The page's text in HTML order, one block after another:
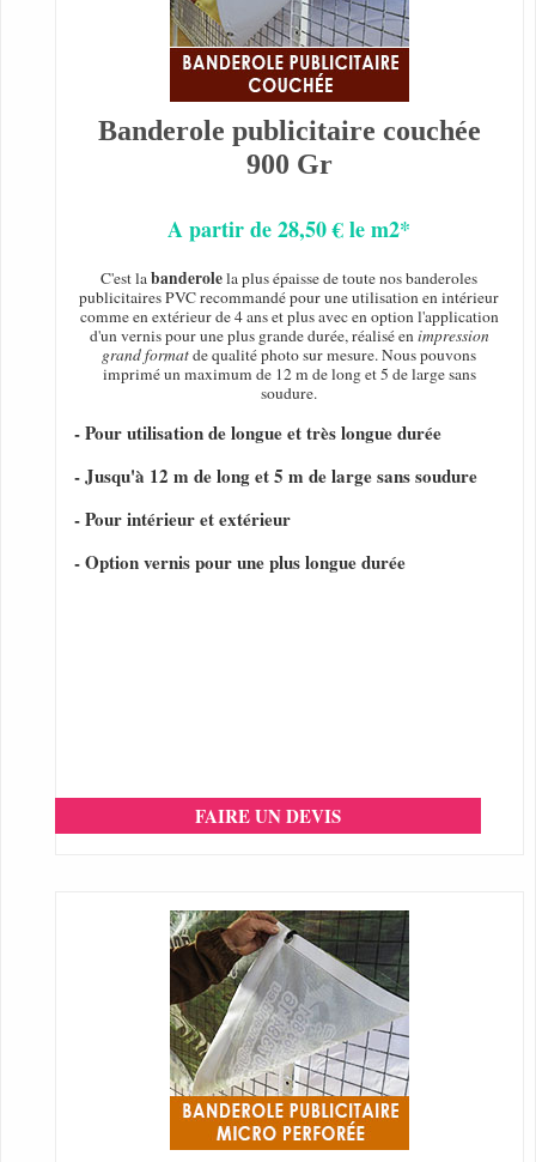
Banderole publicitaire couchée
900 Gr
A partir de 28,50 € le m2*
C'est labanderolela plus épaisse de toute nos banderoles
publicitaires PVC recommandé pour une utilisation en intérieur
comme en extérieur de 4 ans et plus avec en option l'application
d'un vernis pour une plus grande durée, réalisé enimpression
grand formatde qualité photo sur mesure. Nous pouvons
imprimé un maximum de 12 m de long et 5 de large sans
soudure.
- Pour utilisation de longue et très longue durée
- Jusqu'à 12 m de long et 5 m de large sans soudure
- Pour intérieur et extérieur
- Option vernis pour une plus longue durée
FAIRE UN DEVIS